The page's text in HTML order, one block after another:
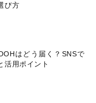
び方
はどう届く？SNSで
活用ポイント